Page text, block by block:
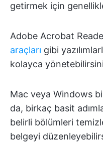
getirmek için
Adobe Acrobat
araçları gibi
kolayca
Mac veya Windows
da, birkaç basit
belirli bölümleri
belgeyi